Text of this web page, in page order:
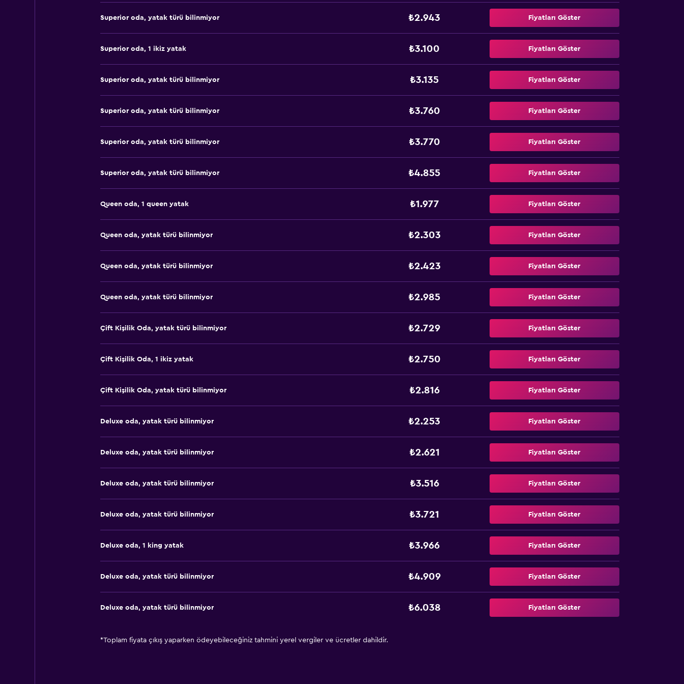
Superior oda, yatak türü bilinmiyor ₺2.943 Fiyatları Göster
Superior oda, 1 ikiz yatak ₺3.100 Fiyatları Göster
Superior oda, yatak türü bilinmiyor ₺3.135 Fiyatları Göster
Superior oda, yatak türü bilinmiyor ₺3.760 Fiyatları Göster
Superior oda, yatak türü bilinmiyor ₺3.770 Fiyatları Göster
Superior oda, yatak türü bilinmiyor ₺4.855 Fiyatları Göster
Queen oda, 1 queen yatak ₺1.977 Fiyatları Göster
Queen oda, yatak türü bilinmiyor ₺2.303 Fiyatları Göster
Queen oda, yatak türü bilinmiyor ₺2.423 Fiyatları Göster
Queen oda, yatak türü bilinmiyor ₺2.985 Fiyatları Göster
Çift ​Kişilik Oda, yatak türü bilinmiyor ₺2.729 Fiyatları Göster
Çift ​Kişilik Oda, 1 ikiz yatak ₺2.750 Fiyatları Göster
Çift ​Kişilik Oda, yatak türü bilinmiyor ₺2.816 Fiyatları Göster
Deluxe oda, yatak türü bilinmiyor ₺2.253 Fiyatları Göster
Deluxe oda, yatak türü bilinmiyor ₺2.621 Fiyatları Göster
Deluxe oda, yatak türü bilinmiyor ₺3.516 Fiyatları Göster
Deluxe oda, yatak türü bilinmiyor ₺3.721 Fiyatları Göster
Deluxe oda, 1 king yatak ₺3.966 Fiyatları Göster
Deluxe oda, yatak türü bilinmiyor ₺4.909 Fiyatları Göster
Deluxe oda, yatak türü bilinmiyor ₺6.038 Fiyatları Göster
*Toplam fiyata çıkış yaparken ödeyebileceğiniz tahmini yerel vergiler ve ücretler dahildir.